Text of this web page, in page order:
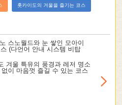
홋카이도의 겨울을 즐기는 코스
스노월드와 눈 쌓인 모아이
(다언어 안내 시스템 비탑
겨울 특유의 풍경과 레저 명소
없이 마음껏 즐길 수 있는 코스